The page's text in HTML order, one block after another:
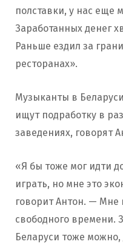
полставки, у нас еще
Заработанных денег
Раньше ездил за
ресторанах».
Музыканты в
ищут подработку в
заведениях, говорят
«Я бы тоже мог идти
играть, но мне это
говорит Антон. — Мне
свободного времени.
Беларуси тоже можно,